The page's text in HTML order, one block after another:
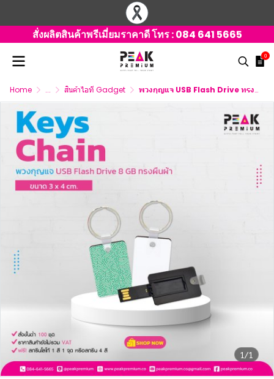
สั่งผลิตสินค้าพรีเมี่ยมราคาดี โทร :084 641 5665
0
Home ... สินค้าไอที Gadget พวงกุญแจ USB Flash Drive ทรงผืนผ้า 3x4 ซม. 8GB
1/1